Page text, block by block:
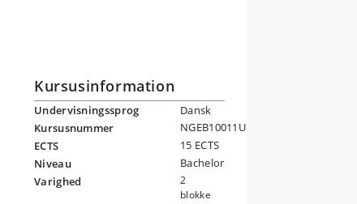
Kursusinformation
Undervisningssprog
Dansk
Kursusnummer
NGEB10011U
ECTS
15 ECTS
Niveau
Bachelor
Varighed
2
blokke